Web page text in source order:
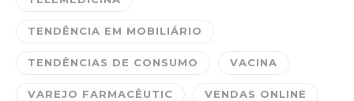
TENDÊNCIA EM MOBILIÁRIO
TENDÊNCIAS DE CONSUMO VACINA
VAREJO FARMACÊUTIC VENDAS ONLINE